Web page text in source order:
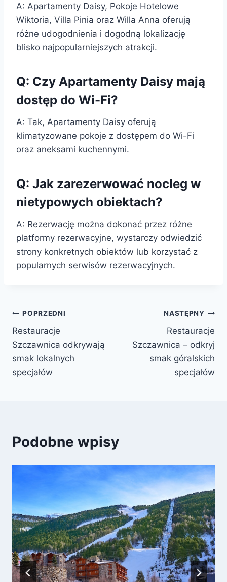
A: Apartamenty Daisy, Pokoje Hotelowe
Wiktoria, Villa Pinia oraz Willa Anna oferują
różne udogodnienia i dogodną lokalizację
blisko najpopularniejszych atrakcji.
Q: Czy Apartamenty Daisy mają
dostęp do Wi-Fi?
A: Tak, Apartamenty Daisy oferują
klimatyzowane pokoje z dostępem do Wi-Fi
oraz aneksami kuchennymi.
Q: Jak zarezerwować nocleg w
nietypowych obiektach?
A: Rezerwację można dokonać przez różne
platformy rezerwacyjne, wystarczy odwiedzić
strony konkretnych obiektów lub korzystać z
popularnych serwisów rezerwacyjnych.
Nawigacja
wpisu
POPRZEDNI
Restauracje
Szczawnica odkrywają
smak lokalnych
specjałów
NASTĘPNY
Restauracje
Szczawnica – odkryj
smak góralskich
specjałów
Podobne wpisy